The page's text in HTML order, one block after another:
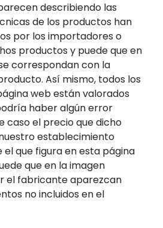
describiendo las
de los productos han
por los importadores o
productos y puede que en
correspondan con la
Así mismo, todos los
web están valorados
haber algún error
caso el precio que dicho
establecimiento
que figura en esta página
que en la imagen
el fabricante aparezcan
no incluidos en el